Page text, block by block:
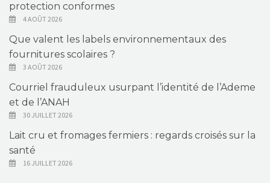
protection conformes
4 AOÛT 2026
Que valent les labels environnementaux des
fournitures scolaires ?
3 AOÛT 2026
Courriel frauduleux usurpant l’identité de l’Ademe
et de l’ANAH
30 JUILLET 2026
Lait cru et fromages fermiers : regards croisés sur la
santé
16 JUILLET 2026